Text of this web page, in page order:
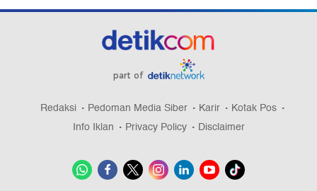
part of
Redaksi Pedoman Media Siber Karir
Kotak Pos
Info Iklan
Privacy Policy Disclaimer